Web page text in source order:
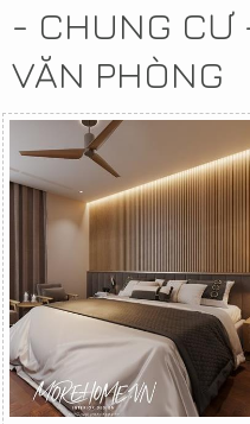
- CHUNG CƯ
VĂN PHÒNG